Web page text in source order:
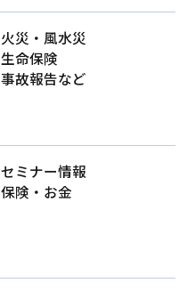
火災・風水災
生命保険
事故報告など
セミナー情報
保険・お金